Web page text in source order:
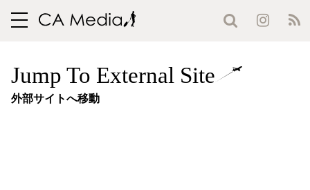
toggle
Jump To External Site
外部サイトへ移動